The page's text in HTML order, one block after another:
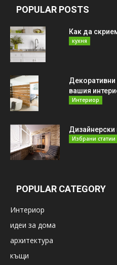
POPULAR POSTS
Как да
кухня
Декоративни
вашия
Интериор
Дизайнерски
Избрани статии
POPULAR CATEGORY
Интериор
идеи за дома
архитектура
къщи